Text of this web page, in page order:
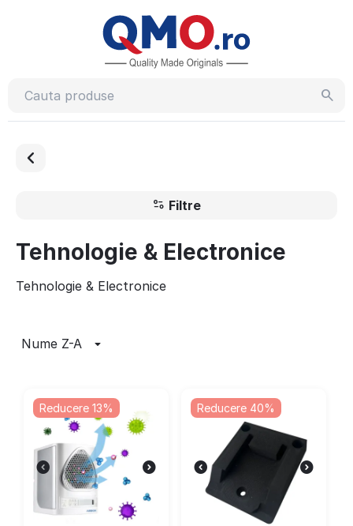
Filtre
Tehnologie & Electronice
Tehnologie & Electronice
Nume Z-A
Reducere 13% Reducere 40%